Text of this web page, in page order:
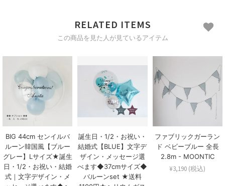
RELATED ITEMS
この商品を見た人が見ているアイテム
BIG 44cm センイルバ
ルーン韓国風【ブルー
グレー】Lサイズ★誕生
日・1/2・お祝い・結婚
式｜文字デザイン・メ
誕生日・1/2・お祝い・
結婚式【BLUE】文字デ
ザイン・メッセージ選
べます◆37cmサイズ◆
バルーンset ★送料
ファブリックガーラン
ド ベビーブルー 全長
2.8m - MOONTIC
¥3,190 (税込)